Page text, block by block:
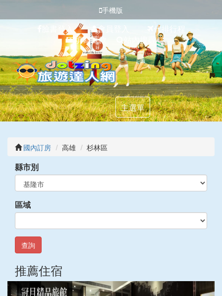
手機版
臉書登入 會員登入
代排行程
填寫匯款
主選單
國內訂房 高雄 杉林區
縣市別
區域
查詢
推薦住宿
上